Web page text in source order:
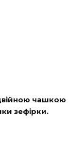
чашкою
зефірки.